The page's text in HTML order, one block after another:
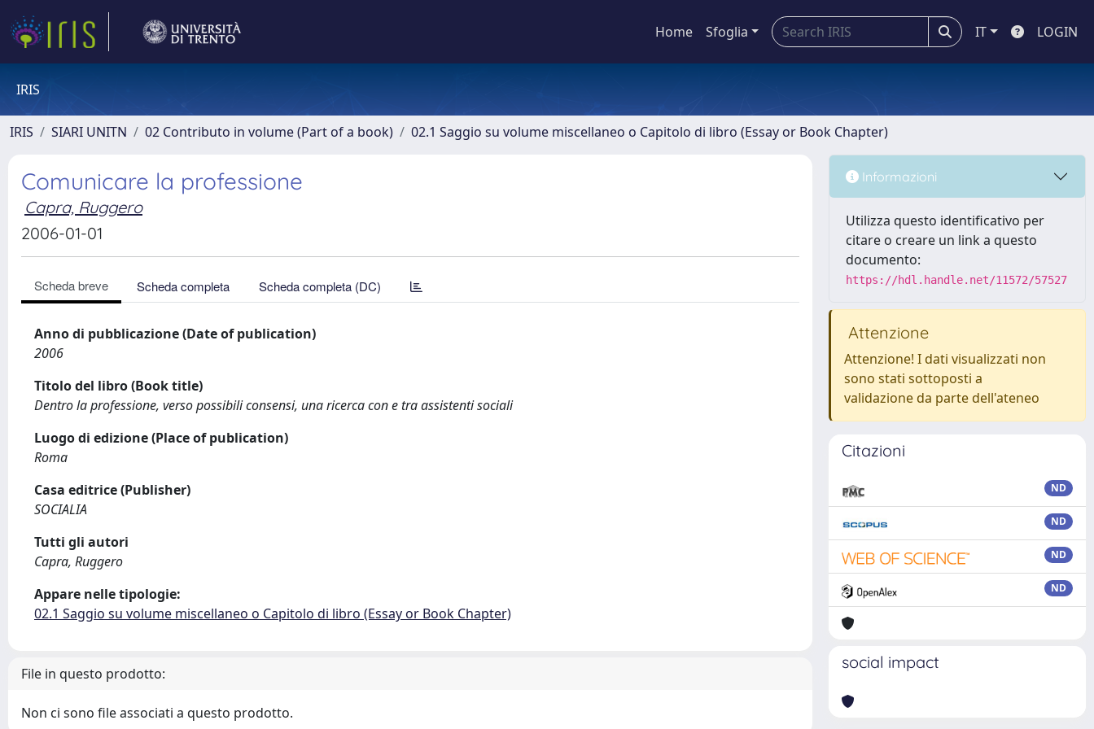
Home Sfoglia IT LOGIN
IRIS
IRIS SIARI UNITN 02 Contributo in volume (Part of a book) 02.1 Saggio su volume miscellaneo o Capitolo di libro (Essay or Book Chapter)
Comunicare la professione
Capra, Ruggero
2006-01-01
Scheda breve Scheda completa Scheda completa (DC)
Anno di pubblicazione (Date of publication)
2006
Titolo del libro (Book title)
Dentro la professione, verso possibili consensi, una ricerca con e tra assistenti sociali
Luogo di edizione (Place of publication)
Roma
Casa editrice (Publisher)
SOCIALIA
Tutti gli autori
Capra, Ruggero
Appare nelle tipologie:
02.1 Saggio su volume miscellaneo o Capitolo di libro (Essay or Book Chapter)
File in questo prodotto:
Non ci sono file associati a questo prodotto.
Informazioni
Utilizza questo identificativo per
citare o creare un link a questo
documento:
https://hdl.handle.net/11572/57527
Attenzione
Attenzione! I dati visualizzati non
sono stati sottoposti a
validazione da parte dell'ateneo
Citazioni
ND
ND
ND
ND
social impact